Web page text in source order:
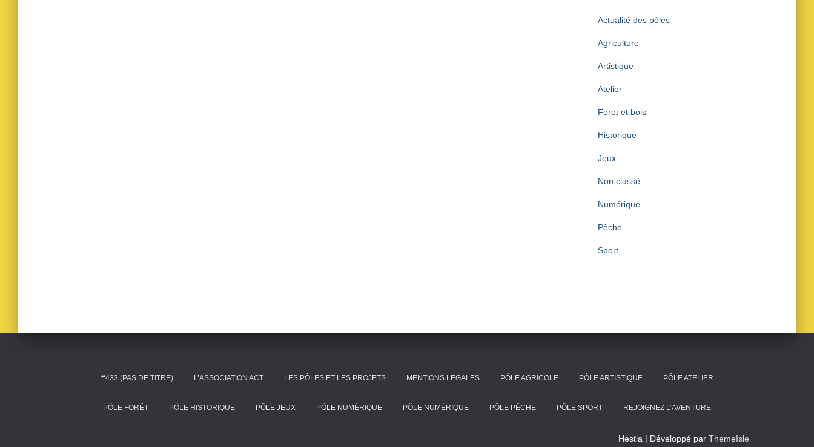
Actualité des pôles
Agriculture
Artistique
Atelier
Foret et bois
Historique
Jeux
Non classé
Numérique
Pêche
Sport
#433 (PAS DE TITRE) L’ASSOCIATION ACT LES PÔLES ET LES PROJETS MENTIONS LEGALES PÔLE AGRICOLE PÔLE ARTISTIQUE PÔLE ATELIER
PÔLE FORÊT PÔLE HISTORIQUE PÔLE JEUX PÔLE NUMÉRIQUE PÔLE NUMÉRIQUE PÔLE PÊCHE PÔLE SPORT REJOIGNEZ L’AVENTURE
Hestia | Développé par ThemeIsle